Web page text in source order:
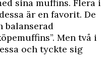
sina muffins. Flera i
är en favorit. De
balanserad
Men två i
och tyckte sig